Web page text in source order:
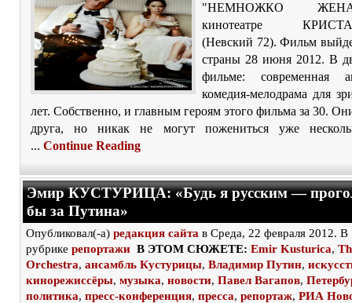
"НЕМНОЖКО
кинотеатре
(Невский 72). Фильм
страны 28 июня 2012. В
фильме: современная
комедия-мелодрама для
лет. Собственно, и главным героям этого фильма за 30.
друга, но никак не могут пожениться уже
... Continue Reading
Эмир КУСТУРИЦА: «Будь я русским —
бы за Путина»
Опубликовал(-а) редакция сайта в Среда, 22 февраля 2012. В
рубрике репортажи В ЭТОМ СЮЖЕТЕ: Emir Kusturica,
Orchestra, ансамбль Кустурицы, Владимир Путин,
кинорежиссёры, музыка, новости, Павел Вагапов,
политика, пресс-конференция, пресса, репортаж, РИА